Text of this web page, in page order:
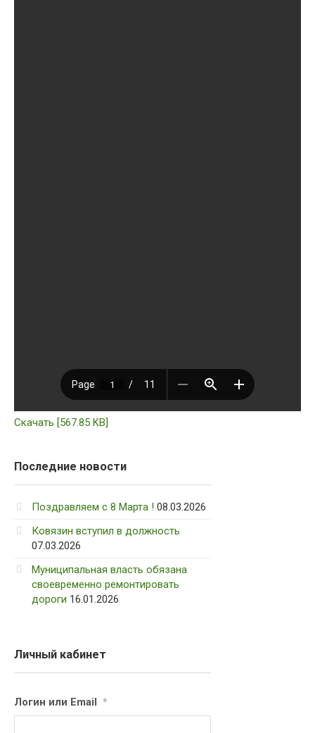
Скачать [567.85 KB]
Последние новости
Поздравляем с 8 Марта ! 08.03.2026
Ковязин вступил в должность
07.03.2026
Муниципальная власть обязана
своевременно ремонтировать
дороги 16.01.2026
Личный кабинет
Логин или Email *